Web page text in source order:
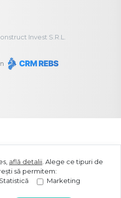
Invest S.R.L.
află detalii Alege ce tipuri de
să permitem:
Statistică Marketing